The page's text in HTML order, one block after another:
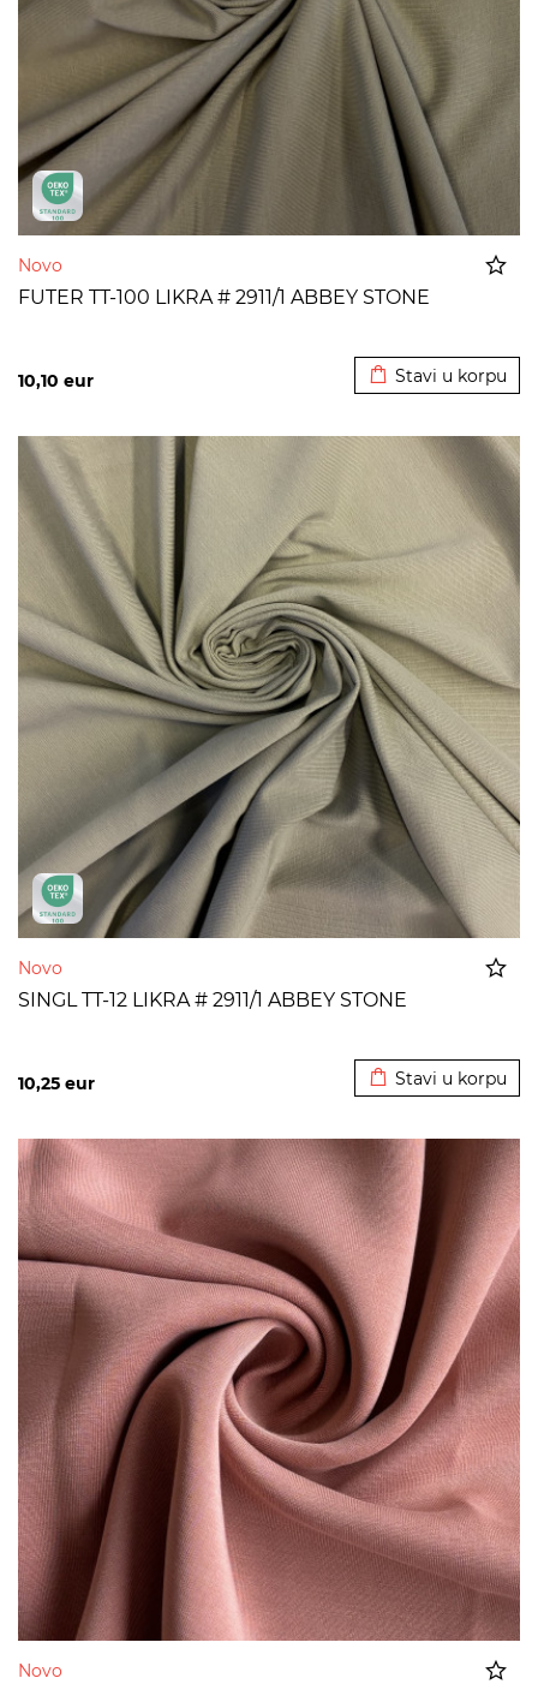
Novo
FUTER TT-100 LIKRA # 2911/1 ABBEY STONE
10,10 eur Stavi u korpu
Novo
SINGL TT-12 LIKRA # 2911/1 ABBEY STONE
10,25 eur Stavi u korpu
Novo